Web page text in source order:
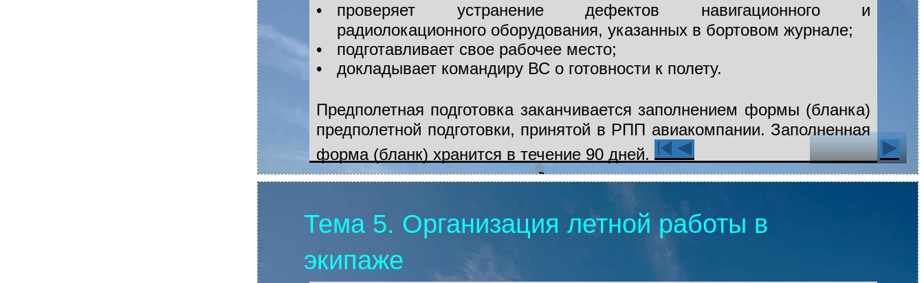
•
проверяет устранение дефектов навигационного и
радиолокационного оборудования, указанных в бортовом журнале;
•
подготавливает свое рабочее место;
•
докладывает командиру ВС о готовности к полету.
Предполетная подготовка заканчивается заполнением формы (бланка)
предполетной подготовки, принятой в РПП авиакомпании. Заполненная
форма (бланк) хранится в течение 90 дней.
Тема 5. Организация летной работы в
экипаже